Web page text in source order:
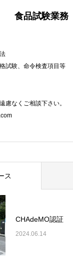
食品試験業務
試験、命令検査項目等
慮なくご相談下さい。
ス
CHAdeMO認証
2024.06.14